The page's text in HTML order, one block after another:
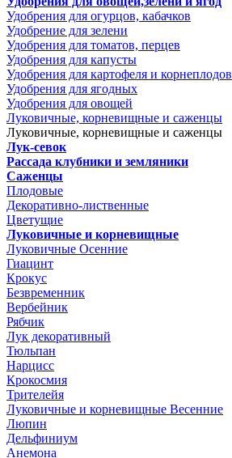
Удобрения для огурцов, кабачков
Удобрение для зелени
Удобрения для томатов, перцев
Удобрения для капусты
Удобрения для картофеля и корнеплодов
Удобрения для ягодных
Удобрения для овощей
Луковичные, корневищные и саженцы
Луковичные, корневищные и саженцы
Лук-севок
Рассада клубники и земляники
Саженцы
Плодовые
Декоративно-лиственные
Цветущие
Луковичные и корневищные
Луковичные Осенние
Гиацинт
Крокус
Безвременник
Вербейник
Рябчик
Лук декоративный
Тюльпан
Нарцисс
Крокосмия
Трителейя
Луковичные и корневищные Весенние
Люпин
Дельфиниум
Анемона